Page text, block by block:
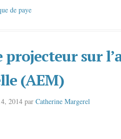
de paye
projecteur sur
(AEM)
2014 par Catherine Margerel